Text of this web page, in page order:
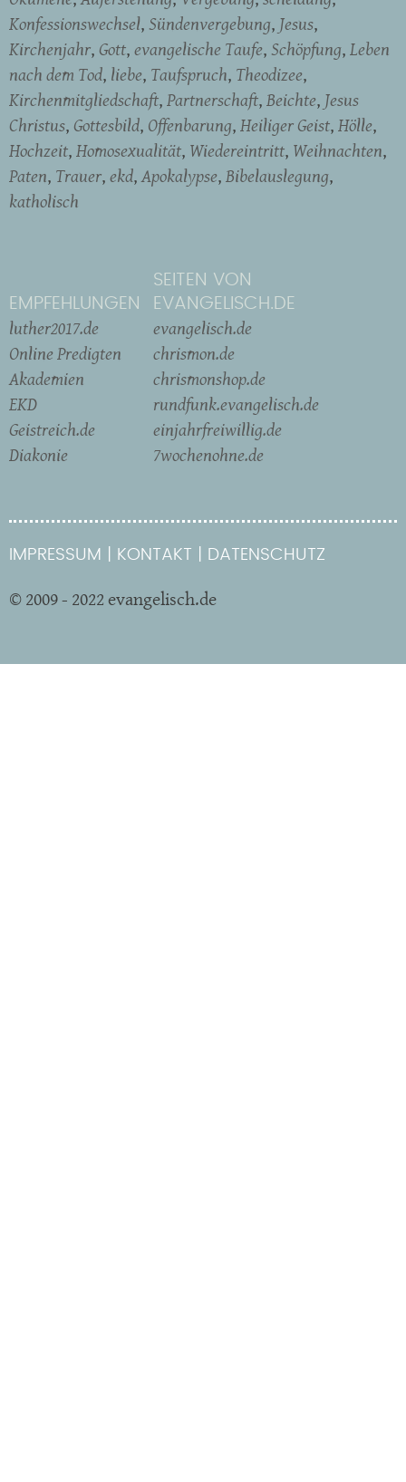
Konfessionswechsel Sündenvergebung Jesus
Kirchenjahr Gott evangelische Taufe Schöpfung Leben
nach dem Tod liebe Taufspruch Theodizee
Kirchenmitgliedschaft Partnerschaft Beichte Jesus
Christus Gottesbild Offenbarung Heiliger Geist Hölle
Hochzeit Homosexualität Wiedereintritt Weihnachten
Paten Trauer ekd Apokalypse Bibelauslegung
katholisch
EMPFEHLUNGEN
luther2017.de
Online Predigten
Akademien
EKD
Geistreich.de
Diakonie
SEITEN VON
EVANGELISCH.DE
evangelisch.de
chrismon.de
chrismonshop.de
rundfunk.evangelisch.de
einjahrfreiwillig.de
7wochenohne.de
IMPRESSUM KONTAKT DATENSCHUTZ
© 2009 - 2022 evangelisch.de